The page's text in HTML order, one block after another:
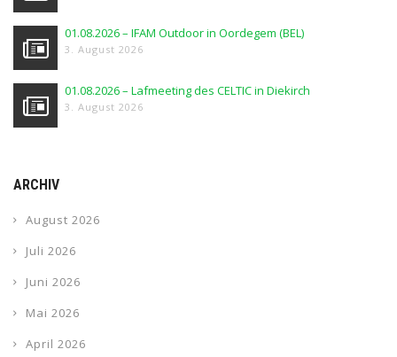
01.08.2026 – IFAM Outdoor in Oordegem (BEL)
3. August 2026
01.08.2026 – Lafmeeting des CELTIC in Diekirch
3. August 2026
ARCHIV
August 2026
Juli 2026
Juni 2026
Mai 2026
April 2026